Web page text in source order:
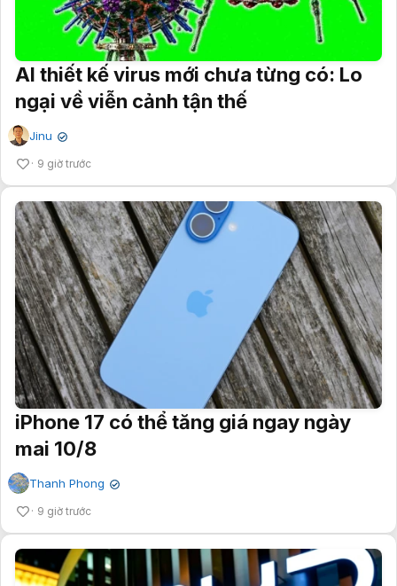
AI thiết kế virus mới chưa từng có: Lo
ngại về viễn cảnh tận thế
Jinu ✔
9 giờ trước
iPhone 17 có thể tăng giá ngay ngày
mai 10/8
Thanh Phong ✔
9 giờ trước